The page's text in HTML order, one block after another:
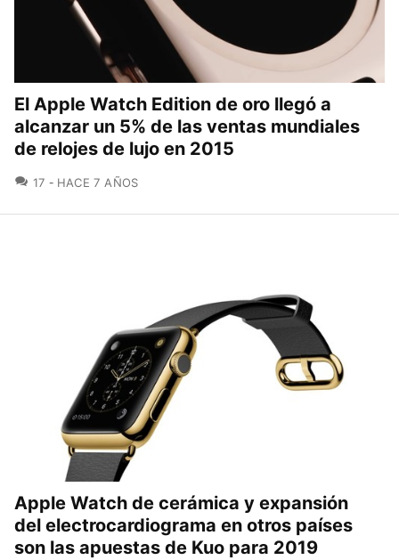
El Apple Watch Edition de oro llegó a
alcanzar un 5% de las ventas mundiales
de relojes de lujo en 2015
17 COMENTARIOS
HACE 7 AÑOS
Apple Watch de cerámica y expansión
del electrocardiograma en otros países
son las apuestas de Kuo para 2019